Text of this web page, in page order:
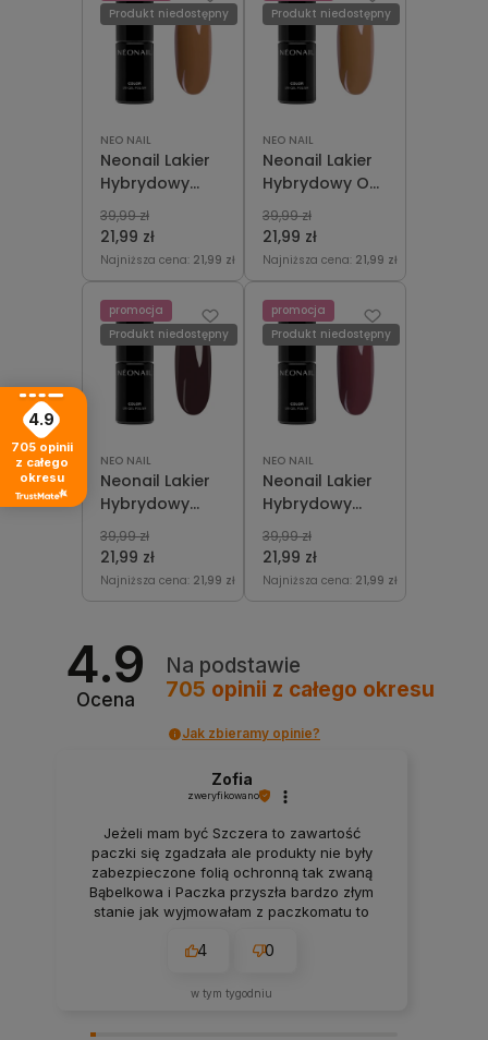
NEO NAIL
Neonail Lakier
Hybrydowy
Most Of Fall 7,2
ml
21,99 zł
39,99 zł
Najniższa cena: 21,99 zł
Produkt niedostępny
NEO NAIL
Neonail Lakier
Hybrydowy Oh
Happy Day 7,2
ml
21,99 zł
39,99 zł
Najniższa cena: 21,99 zł
Produkt niedostępny
NEO NAIL
Neonail Lakier
Hybrydowy
Painted
Shadows 7,2 ml
21,99 zł
39,99 zł
Najniższa cena: 21,99 zł
promocja
Produkt niedostępny
NEO NAIL
Neonail Lakier
Hybrydowy
Reach Your
Top 7,2 ml
21,99 zł
39,99 zł
Najniższa cena: 21,99 zł
promocja
Produkt niedostępny
4.9
Ocena
Na podstawie
705 opinii z całego okresu
Jak zbieramy opinie?
Zofia
zweryfikowano
Jeżeli mam być Szczera to zawartość
paczki się zgadzała ale produkty nie były
zabezpieczone folią ochronną tak zwaną
Bąbelkowa i Paczka przyszła bardzo złym
stanie jak wyjmowałam z paczkomatu to
rozważałam to czy bym zamówiła drugi raz
4 0
w tym tygodniu
4.9
705 opinii
z całego
okresu